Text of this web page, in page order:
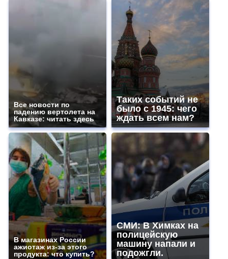
Все новости по
падению вертолета на
Кавказе: читать здесь
Таких событий не
было с 1945: чего
ждать всем нам?
В магазинах России
ажиотаж из-за этого
продукта: что купить?
СМИ: В Химках на
полицейскую
машину напали и
подожгли.